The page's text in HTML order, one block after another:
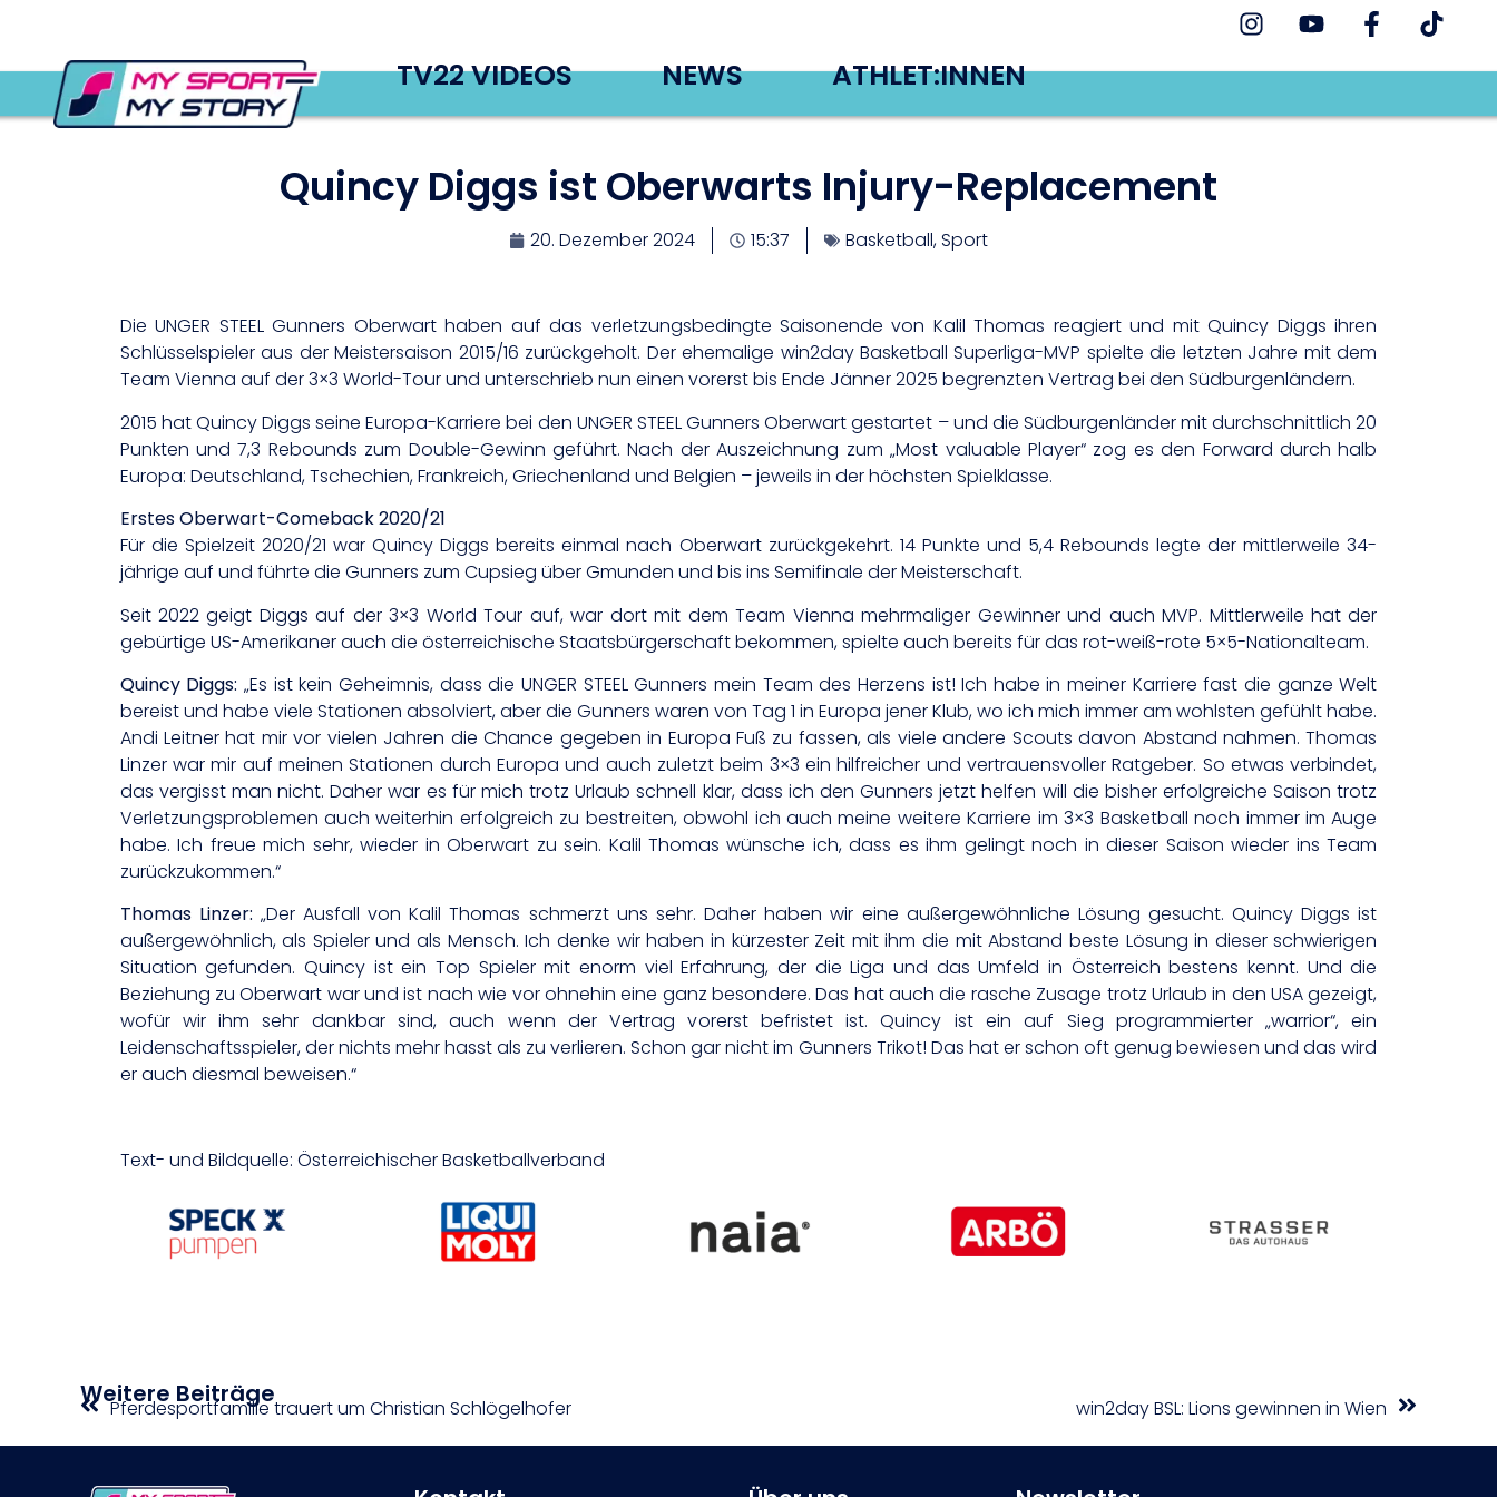
TV22 VIDEOS NEWS ATHLET:INNEN
Quincy Diggs ist Oberwarts Injury-Replacement
20. Dezember 2024 15:37 Basketball,Sport
Die UNGER STEEL Gunners Oberwart haben auf das verletzungsbedingte Saisonende von Kalil Thomas reagiert und mit Quincy Diggs ihren
Schlüsselspieler aus der Meistersaison 2015/16 zurückgeholt. Der ehemalige win2day Basketball Superliga-MVP spielte die letzten Jahre mit dem
Team Vienna auf der 3×3 World-Tour und unterschrieb nun einen vorerst bis Ende Jänner 2025 begrenzten Vertrag bei den Südburgenländern.
2015 hat Quincy Diggs seine Europa-Karriere bei den UNGER STEEL Gunners Oberwart gestartet – und die Südburgenländer mit durchschnittlich 20
Punkten und 7,3 Rebounds zum Double-Gewinn geführt. Nach der Auszeichnung zum „Most valuable Player“ zog es den Forward durch halb
Europa: Deutschland, Tschechien, Frankreich, Griechenland und Belgien – jeweils in der höchsten Spielklasse.
Erstes Oberwart-Comeback 2020/21
Für die Spielzeit 2020/21 war Quincy Diggs bereits einmal nach Oberwart zurückgekehrt. 14 Punkte und 5,4 Rebounds legte der mittlerweile 34-
jährige auf und führte die Gunners zum Cupsieg über Gmunden und bis ins Semifinale der Meisterschaft.
Seit 2022 geigt Diggs auf der 3×3 World Tour auf, war dort mit dem Team Vienna mehrmaliger Gewinner und auch MVP. Mittlerweile hat der
gebürtige US-Amerikaner auch die österreichische Staatsbürgerschaft bekommen, spielte auch bereits für das rot-weiß-rote 5×5-Nationalteam.
Quincy Diggs: „Es ist kein Geheimnis, dass die UNGER STEEL Gunners mein Team des Herzens ist! Ich habe in meiner Karriere fast die ganze Welt
bereist und habe viele Stationen absolviert, aber die Gunners waren von Tag 1 in Europa jener Klub, wo ich mich immer am wohlsten gefühlt habe.
Andi Leitner hat mir vor vielen Jahren die Chance gegeben in Europa Fuß zu fassen, als viele andere Scouts davon Abstand nahmen. Thomas
Linzer war mir auf meinen Stationen durch Europa und auch zuletzt beim 3×3 ein hilfreicher und vertrauensvoller Ratgeber. So etwas verbindet,
das vergisst man nicht. Daher war es für mich trotz Urlaub schnell klar, dass ich den Gunners jetzt helfen will die bisher erfolgreiche Saison trotz
Verletzungsproblemen auch weiterhin erfolgreich zu bestreiten, obwohl ich auch meine weitere Karriere im 3×3 Basketball noch immer im Auge
habe. Ich freue mich sehr, wieder in Oberwart zu sein. Kalil Thomas wünsche ich, dass es ihm gelingt noch in dieser Saison wieder ins Team
zurückzukommen.“
Thomas Linzer: „Der Ausfall von Kalil Thomas schmerzt uns sehr. Daher haben wir eine außergewöhnliche Lösung gesucht. Quincy Diggs ist
außergewöhnlich, als Spieler und als Mensch. Ich denke wir haben in kürzester Zeit mit ihm die mit Abstand beste Lösung in dieser schwierigen
Situation gefunden. Quincy ist ein Top Spieler mit enorm viel Erfahrung, der die Liga und das Umfeld in Österreich bestens kennt. Und die
Beziehung zu Oberwart war und ist nach wie vor ohnehin eine ganz besondere. Das hat auch die rasche Zusage trotz Urlaub in den USA gezeigt,
wofür wir ihm sehr dankbar sind, auch wenn der Vertrag vorerst befristet ist. Quincy ist ein auf Sieg programmierter „warrior“, ein
Leidenschaftsspieler, der nichts mehr hasst als zu verlieren. Schon gar nicht im Gunners Trikot! Das hat er schon oft genug bewiesen und das wird
er auch diesmal beweisen.“
Text- und Bildquelle: Österreichischer Basketballverband
Weitere Beiträge
Pferdesportfamilie trauert um Christian Schlögelhofer win2day BSL: Lions gewinnen in Wien